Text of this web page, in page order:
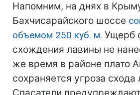
Напомним, на днях в
Бахчисарайского шоссе
объемом 250 куб. м. Ущерб
схождения лавины не
же время в районе плато
сохраняется угроза схода